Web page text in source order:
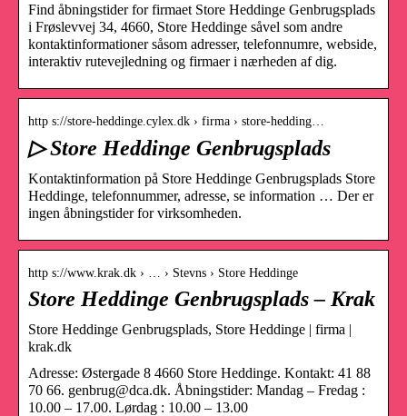
Find åbningstider for firmaet Store Heddinge Genbrugsplads
i Frøslevvej 34, 4660, Store Heddinge såvel som andre
kontaktinformationer såsom adresser, telefonnumre, webside,
interaktiv rutevejledning og firmaer i nærheden af dig.
http s://store-heddinge.cylex.dk › firma › store-hedding…
▷ Store Heddinge Genbrugsplads
Kontaktinformation på Store Heddinge Genbrugsplads Store
Heddinge, telefonnummer, adresse, se information … Der er
ingen åbningstider for virksomheden.
http s://www.krak.dk › … › Stevns › Store Heddinge
Store Heddinge Genbrugsplads – Krak
Store Heddinge Genbrugsplads, Store Heddinge | firma |
krak.dk
Adresse: Østergade 8 4660 Store Heddinge. Kontakt: 41 88
70 66. genbrug@dca.dk. Åbningstider: Mandag – Fredag :
10.00 – 17.00. Lørdag : 10.00 – 13.00